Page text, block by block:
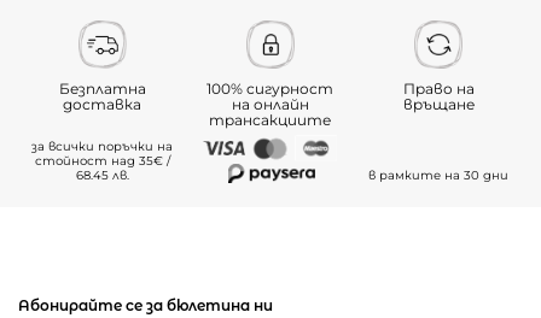
Безплатна
доставка
за всички поръчки на
стойност над 35€ /
68.45 лв.
100% сигурност
на онлайн
трансакциите
Право на
връщане
в рамките на 30 дни
Абонирайте се за бюлетина ни